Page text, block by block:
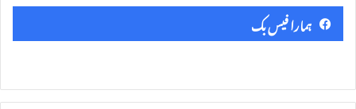
ہمارا فیس بک